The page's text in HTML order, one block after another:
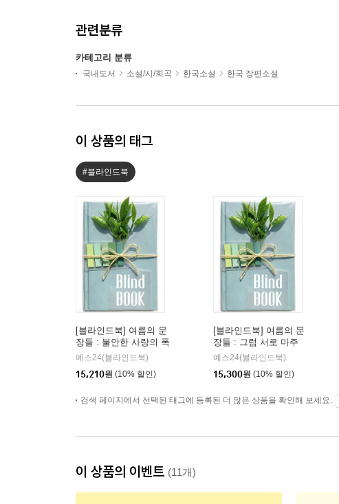
관련분류
카테고리 분류
국내도서 소설/시/희곡 한국소설 한국 장편소설
이 상품의 태그
#블라인드북
[블라인드북] 여름의 문
장들 : 불안한 사랑의 폭
풍이 소리도 없이, 더 깊
다.
예스24(블라인드북)
15,210원 (10% 할인)
[블라인드북] 여름의 문
장들 : 그럼 서로 마주
보고만 있으면 되겠네.
거네.
예스24(블라인드북)
15,300원 (10% 할인)
검색 페이지에서 선택된 태그에 등록된 더 많은 상품을 확인해 보세요.
이 상품의 이벤트 (11개)